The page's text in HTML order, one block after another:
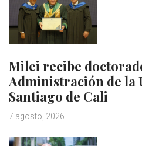
Milei recibe
Administración de la
Santiago de Cali
7 agosto, 2026